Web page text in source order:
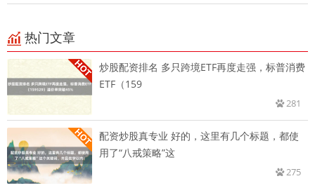
热门文章
炒股配资排名 多只跨境ETF再度走强，标普消费
ETF（159
281
配资炒股真专业 好的，这里有几个标题，都使
用了“八戒策略”这
275